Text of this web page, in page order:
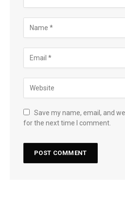
Save my name, email, and
for the next time I comment.